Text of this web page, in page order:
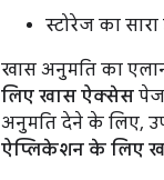
स्टोरेज का
खास अनुमति का
लिए खास ऐक्सेस
अनुमति देने के लिए,
ऐप्लिकेशन के लिए